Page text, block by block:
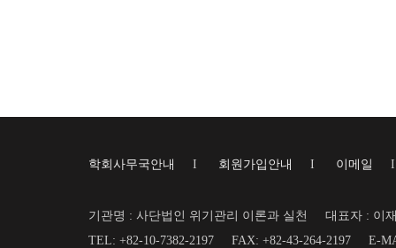
학회사무국안내 I 회원가입안내 I 이메일
기관명 : 사단법인 위기관리 이론과 실천
대표자 : 이
TEL: +82-10-7382-2197
FAX: +82-43-264-2197
E-